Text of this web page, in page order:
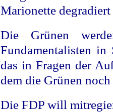
Marionette
Die Grünen
Fundamentalisten
das in Fragen der
dem die Grünen
Die FDP will